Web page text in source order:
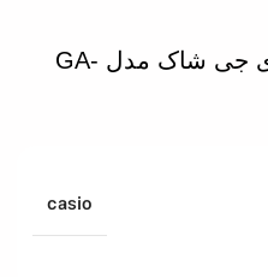
ساعت مچی کاسیو سری جی شاک مدل GA-
casio